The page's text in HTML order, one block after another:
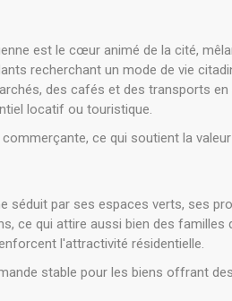
est le cœur animé de la cité,
recherchant un mode de vie
des cafés et des transports
locatif ou touristique.
ce qui soutient la
séduit par ses espaces verts, ses
ce qui attire aussi bien des
l'attractivité résidentielle.
stable pour les biens offrant